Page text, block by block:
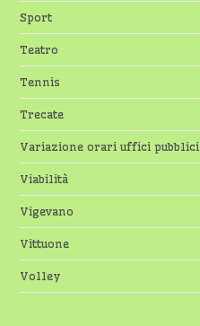
Sport
Teatro
Tennis
Trecate
Variazione orari uffici pubblici
Viabilità
Vigevano
Vittuone
Volley